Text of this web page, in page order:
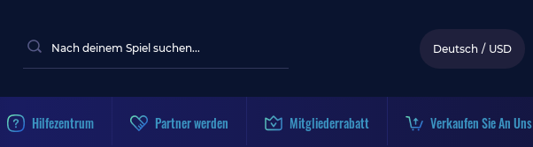
Deutsch / USD
Hilfezentrum Partner werden Mitgliederrabatt Verkaufen Sie An Uns